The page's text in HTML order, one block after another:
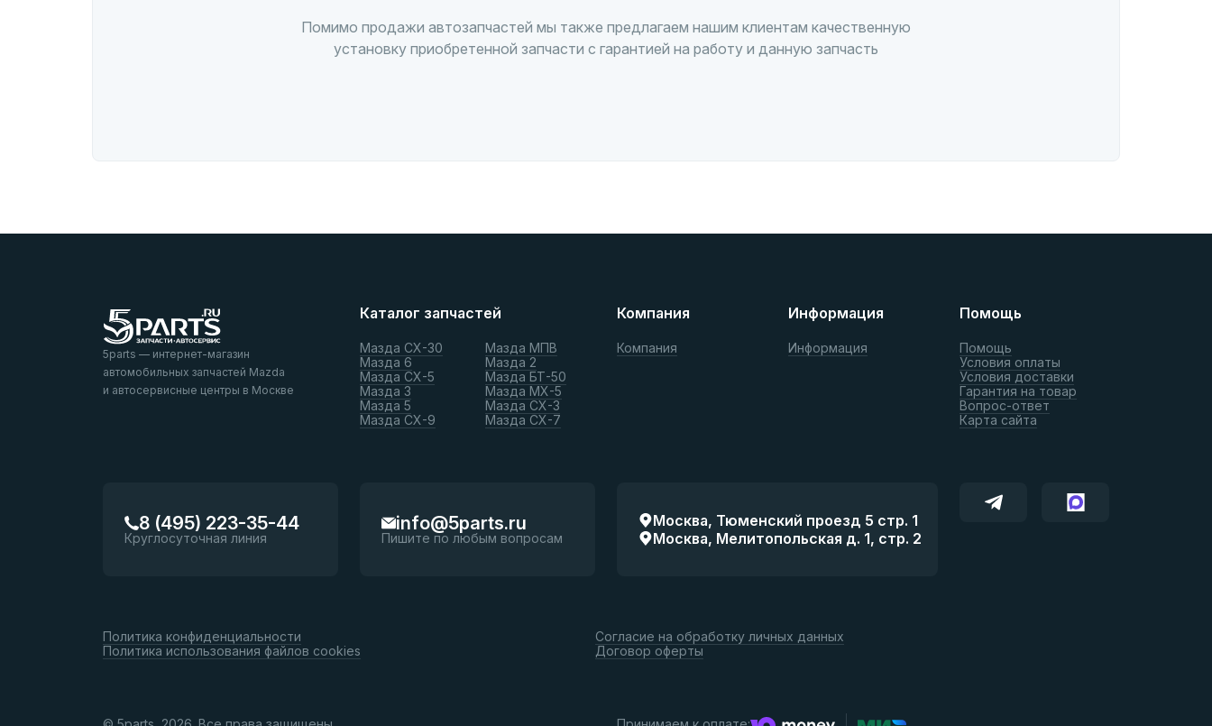
Помимо продажи автозапчастей мы также предлагаем нашим клиентам качественную
установку приобретенной запчасти с гарантией на работу и данную запчасть
5parts — интернет-магазин
автомобильных запчастей Mazda
и автосервисные центры в Москве
Каталог запчастей
Мазда СХ-30
Мазда 6
Мазда СХ-5
Мазда 3
Мазда 5
Мазда СХ-9
Мазда МПВ
Мазда 2
Мазда БТ-50
Мазда МХ-5
Мазда СХ-3
Мазда СХ-7
Компания
Компания
Информация
Информация
Помощь
Помощь
Условия оплаты
Условия доставки
Гарантия на товар
Вопрос-ответ
Карта сайта
8 (495) 223-35-44
Круглосуточная линия
info@5parts.ru
Пишите по любым вопросам
Москва, Тюменский проезд 5 стр. 1
Москва, Мелитопольская д. 1, стр. 2
Политика конфиденциальности
Согласие на обработку личных данных
Политика использования файлов cookies
Договор оферты